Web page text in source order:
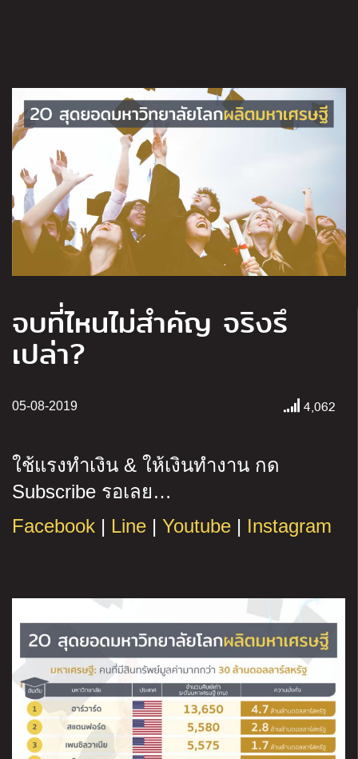
จบที่ไหนไม่สำคัญ จริงรึ
เปล่า?
05-08-2019 4,062
ใช้แรงทำเงิน & ให้เงินทำงาน กด
Subscribe รอเลย…
Facebook | Line | Youtube | Instagram